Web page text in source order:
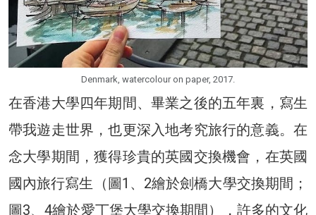
Denmark, watercolour on paper, 2017.
在香港大學四年期間、畢業之後的五年裏，寫生
帶我遊走世界，也更深入地考究旅行的意義。在
念大學期間，獲得珍貴的英國交換機會，在英國
國內旅行寫生（圖1、2繪於劍橋大學交換期間；
圖3、4繪於愛丁堡大學交換期間），許多的文化